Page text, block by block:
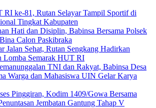
RI ke-81, Rutan Selayar Tampil Sportif di
Tingkat Kabupaten
Hati dan Disiplin, Babinsa Bersama Polsek
Calon Paskibraka
Jalan Sehat, Rutan Sengkang Hadirkan
Lomba Semarak HUT RI
TNI dan Rakyat, Babinsa Desa
Warga dan Mahasiswa UIN Gelar Karya
Pinggiran, Kodim 1409/Gowa Bersama
Jembatan Gantung Tahap V